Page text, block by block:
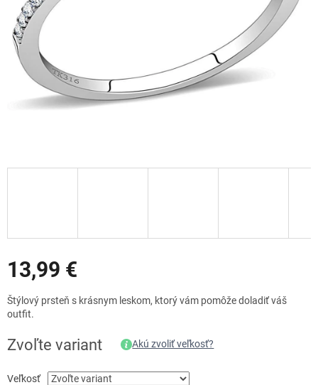
Zľavy
13,99 €
Jednotková
cena:
Štýlový prsteň s krásnym leskom, ktorý vám pomôže doladiť váš
outfit.
Zvoľte variant Akú zvoliť veľkosť?
Veľkosť